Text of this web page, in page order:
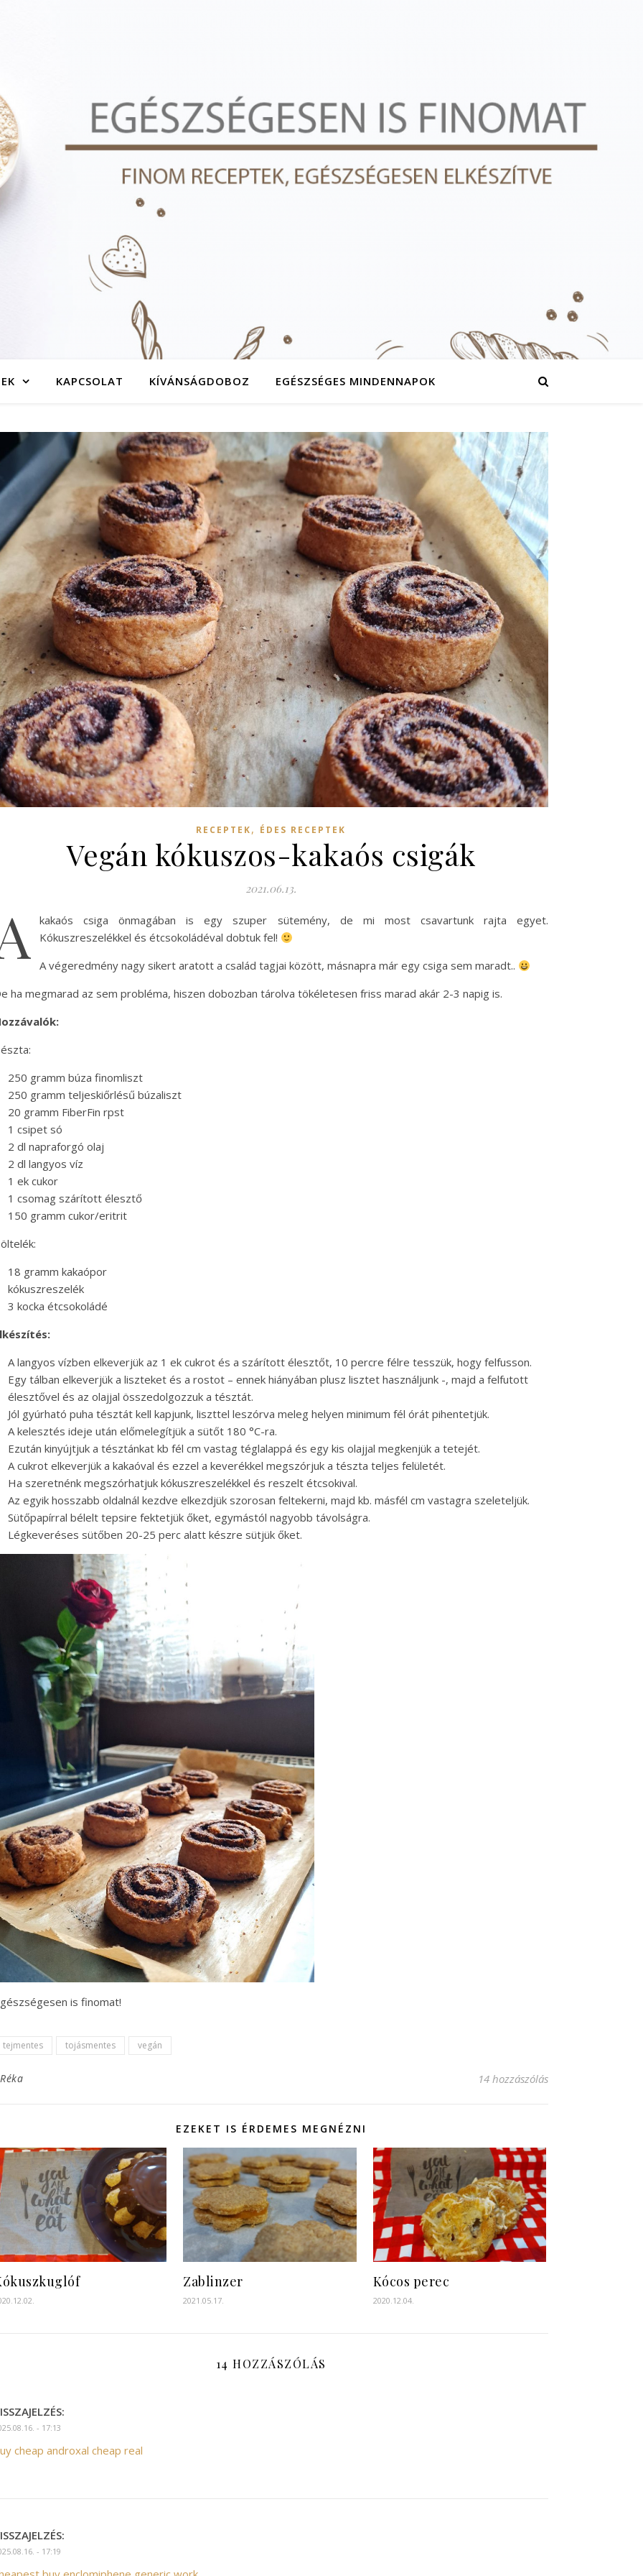
KAPCSOLAT KÍVÁNSÁGDOBOZ EGÉSZSÉGES MINDENNAPOK
RECEPTEK, ÉDES RECEPTEK
Vegán kókuszos-kakaós csigák
2021.06.13.
kakaós csiga önmagában is egy szuper sütemény, de mi most csavartunk rajta egyet.
Kókuszreszelékkel és étcsokoládéval dobtuk fel!
A végeredmény nagy sikert aratott a család tagjai között, másnapra már egy csiga sem maradt..
ha megmarad az sem probléma, hiszen dobozban tárolva tökéletesen friss marad akár 2-3 napig is.
250 gramm búza finomliszt
250 gramm teljeskiőrlésű búzaliszt
20 gramm FiberFin rpst
1 csipet só
2 dl napraforgó olaj
2 dl langyos víz
1 ek cukor
1 csomag szárított élesztő
150 gramm cukor/eritrit
18 gramm kakaópor
kókuszreszelék
3 kocka étcsokoládé
A langyos vízben elkeverjük az 1 ek cukrot és a szárított élesztőt, 10 percre félre tesszük, hogy felfusson.
Egy tálban elkeverjük a liszteket és a rostot – ennek hiányában plusz lisztet használjunk -, majd a felfutott
élesztővel és az olajjal összedolgozzuk a tésztát.
Jól gyúrható puha tésztát kell kapjunk, liszttel leszórva meleg helyen minimum fél órát pihentetjük.
A kelesztés ideje után előmelegítjük a sütőt 180 °C-ra.
Ezután kinyújtjuk a tésztánkat kb fél cm vastag téglalappá és egy kis olajjal megkenjük a tetejét.
A cukrot elkeverjük a kakaóval és ezzel a keverékkel megszórjuk a tészta teljes felületét.
Ha szeretnénk megszórhatjuk kókuszreszelékkel és reszelt étcsokival.
Az egyik hosszabb oldalnál kezdve elkezdjük szorosan feltekerni, majd kb. másfél cm vastagra szeleteljük.
Sütőpapírral bélelt tepsire fektetjük őket, egymástól nagyobb távolságra.
Légkeveréses sütőben 20-25 perc alatt készre sütjük őket.
is finomat!
tejmentes tojásmentes vegán
Réka 14 hozzászólás
EZEKET IS ÉRDEMES MEGNÉZNI
Zablinzer
2021.05.17.
Kócos perec
2020.12.04.
14 HOZZÁSZÓLÁS
- 17:13
cheap androxal cheap real
- 17:19